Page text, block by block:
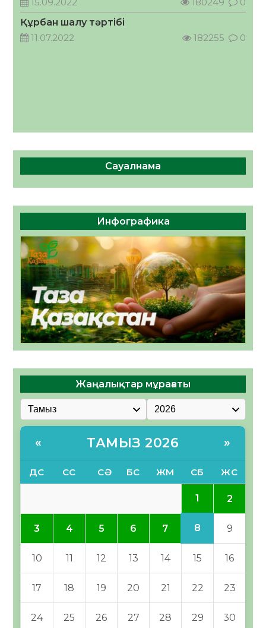
05.08.2026
52 0
Құрбан шалу тәртібі
11.07.2022
182255 0
Сауалнама
Инфографика
Жаңалықтар мұрағаты
« ТАМЫЗ 2026 »
ДС СС СӘ БС ЖМ СБ ЖС
1 2
3 4 5 6 7 8 9
10 11 12 13 14 15 16
17 18 19 20 21 22 23
24 25 26 27 28 29 30